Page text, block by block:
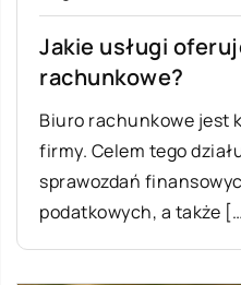
Jakie usługi
rachunkowe?
Biuro rachunkowe jest
firmy. Celem tego
sprawozdań
podatkowych, a także